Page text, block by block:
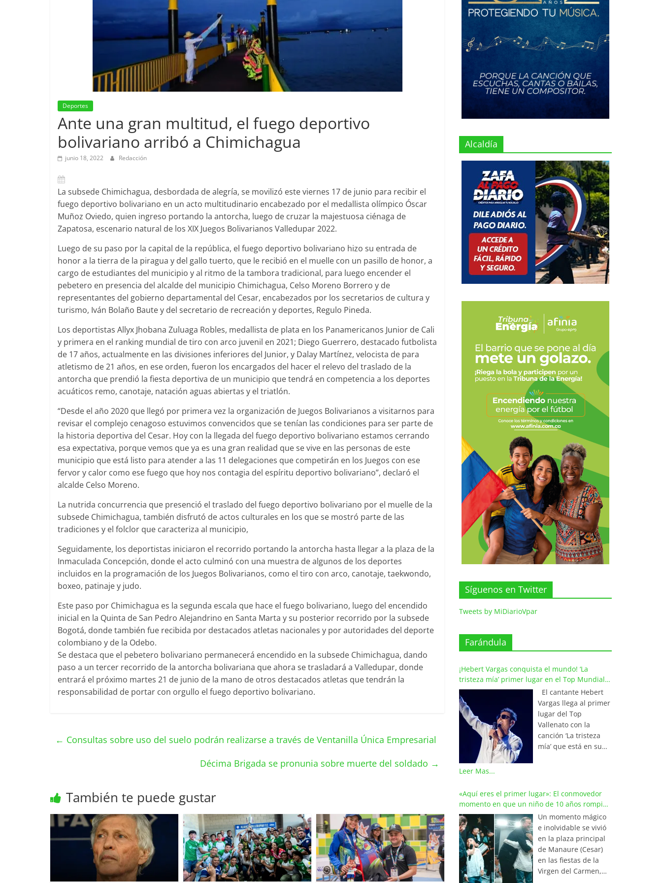
Deportes
Ante una gran multitud, el fuego deportivo
bolivariano arribó a Chimichagua
junio 18, 2022 Redacción
La subsede Chimichagua, desbordada de alegría, se movilizó este viernes 17 de junio para recibir el
fuego deportivo bolivariano en un acto multitudinario encabezado por el medallista olímpico Óscar
Muñoz Oviedo, quien ingreso portando la antorcha, luego de cruzar la majestuosa ciénaga de
Zapatosa, escenario natural de los XIX Juegos Bolivarianos Valledupar 2022.
Luego de su paso por la capital de la república, el fuego deportivo bolivariano hizo su entrada de
honor a la tierra de la piragua y del gallo tuerto, que le recibió en el muelle con un pasillo de honor, a
cargo de estudiantes del municipio y al ritmo de la tambora tradicional, para luego encender el
pebetero en presencia del alcalde del municipio Chimichagua, Celso Moreno Borrero y de
representantes del gobierno departamental del Cesar, encabezados por los secretarios de cultura y
turismo, Iván Bolaño Baute y del secretario de recreación y deportes, Regulo Pineda.
Los deportistas Allyx Jhobana Zuluaga Robles, medallista de plata en los Panamericanos Junior de Cali
y primera en el ranking mundial de tiro con arco juvenil en 2021; Diego Guerrero, destacado futbolista
de 17 años, actualmente en las divisiones inferiores del Junior, y Dalay Martínez, velocista de para
atletismo de 21 años, en ese orden, fueron los encargados del hacer el relevo del traslado de la
antorcha que prendió la fiesta deportiva de un municipio que tendrá en competencia a los deportes
acuáticos remo, canotaje, natación aguas abiertas y el triatlón.
“Desde el año 2020 que llegó por primera vez la organización de Juegos Bolivarianos a visitarnos para
revisar el complejo cenagoso estuvimos convencidos que se tenían las condiciones para ser parte de
la historia deportiva del Cesar. Hoy con la llegada del fuego deportivo bolivariano estamos cerrando
esa expectativa, porque vemos que ya es una gran realidad que se vive en las personas de este
municipio que está listo para atender a las 11 delegaciones que competirán en los Juegos con ese
fervor y calor como ese fuego que hoy nos contagia del espíritu deportivo bolivariano”, declaró el
alcalde Celso Moreno.
La nutrida concurrencia que presenció el traslado del fuego deportivo bolivariano por el muelle de la
subsede Chimichagua, también disfrutó de actos culturales en los que se mostró parte de las
tradiciones y el folclor que caracteriza al municipio,
Seguidamente, los deportistas iniciaron el recorrido portando la antorcha hasta llegar a la plaza de la
Inmaculada Concepción, donde el acto culminó con una muestra de algunos de los deportes
incluidos en la programación de los Juegos Bolivarianos, como el tiro con arco, canotaje, taekwondo,
boxeo, patinaje y judo.
Este paso por Chimichagua es la segunda escala que hace el fuego bolivariano, luego del encendido
inicial en la Quinta de San Pedro Alejandrino en Santa Marta y su posterior recorrido por la subsede
Bogotá, donde también fue recibida por destacados atletas nacionales y por autoridades del deporte
colombiano y de la Odebo.
Se destaca que el pebetero bolivariano permanecerá encendido en la subsede Chimichagua, dando
paso a un tercer recorrido de la antorcha bolivariana que ahora se trasladará a Valledupar, donde
entrará el próximo martes 21 de junio de la mano de otros destacados atletas que tendrán la
responsabilidad de portar con orgullo el fuego deportivo bolivariano.
← Consultas sobre uso del suelo podrán realizarse a través de Ventanilla Única Empresarial
Décima Brigada se pronunia sobre muerte del soldado →
También te puede gustar
Alcaldía
Síguenos en Twitter
Tweets by MiDiarioVpar
Farándula
¡Hebert Vargas conquista el mundo! ‘La
tristeza mía’ primer lugar en el Top Mundial
del Vallenato
El cantante Hebert
Vargas llega al primer
lugar del Top
Vallenato con la
canción ‘La tristeza
mía’ que está en su
de los listados
musicales en
Colombia y países de
América y Europa.
Esta emotiva
composición del
maestro Wilfran
Castillo se posicionó
en el primer lugar de
Leer Mas...
«Aquí eres el primer lugar»: El conmovedor
momento en que un niño de 10 años rompió
en llanto al cantar con Iván Villazón
Un momento mágico
e inolvidable se vivió
en la plaza principal
de Manaure (Cesar)
en las fiestas de la
Virgen del Carmen,